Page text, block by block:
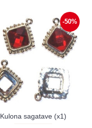
-50%
Kulona sagatave (x1)